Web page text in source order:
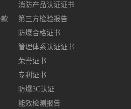
消防产品认证证书
第三方检验报告
防爆合格证书
管理体系认证证书
荣誉证书
专利证书
防爆3C认证
能效检测报告